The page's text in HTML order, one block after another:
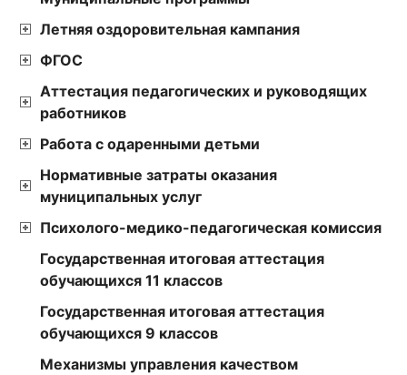
Летняя оздоровительная кампания
ФГОС
Аттестация педагогических и руководящих
работников
Работа с одаренными детьми
Нормативные затраты оказания
муниципальных услуг
Психолого-медико-педагогическая комиссия
Государственная итоговая аттестация
обучающихся 11 классов
Государственная итоговая аттестация
обучающихся 9 классов
Механизмы управления качеством